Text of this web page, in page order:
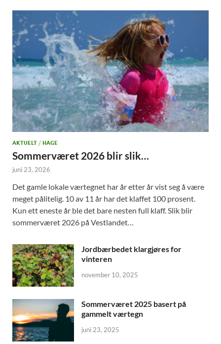
AKTUELT / HAGE
Sommerværet 2026 blir slik…
juni 23, 2026
Det gamle lokale værtegnet har år etter år vist seg å være
meget pålitelig. 10 av 11 år har det klaffet 100 prosent.
Kun ett eneste år ble det bare nesten full klaff. Slik blir
sommerværet 2026 på Vestlandet…
Jordbærbedet klargjøres for
vinteren
november 10, 2025
Sommerværet 2025 basert på
gammelt værtegn
juni 23, 2025